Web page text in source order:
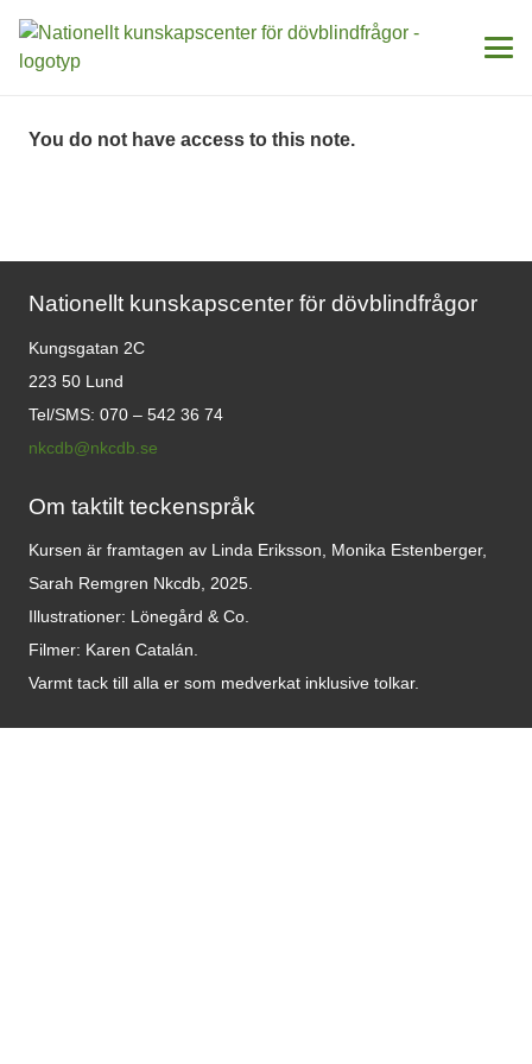
You do not have access to this note.
Nationellt kunskapscenter för dövblindfrågor
Kungsgatan 2C
223 50 Lund
Tel/SMS: 070 – 542 36 74
nkcdb@nkcdb.se
Om taktilt teckenspråk
Kursen är framtagen av Linda Eriksson, Monika Estenberger,
Sarah Remgren Nkcdb, 2025.
Illustrationer: Lönegård & Co.
Filmer: Karen Catalán.
Varmt tack till alla er som medverkat inklusive tolkar.